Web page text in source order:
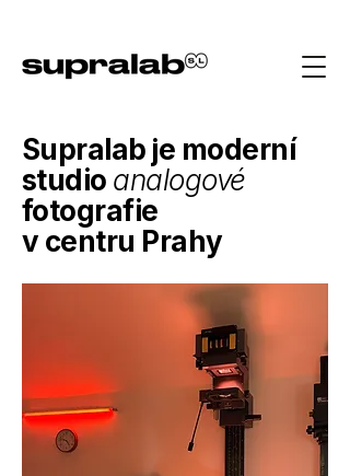
Supralab je moderní
studio analogové
fotografie
v centru Prahy